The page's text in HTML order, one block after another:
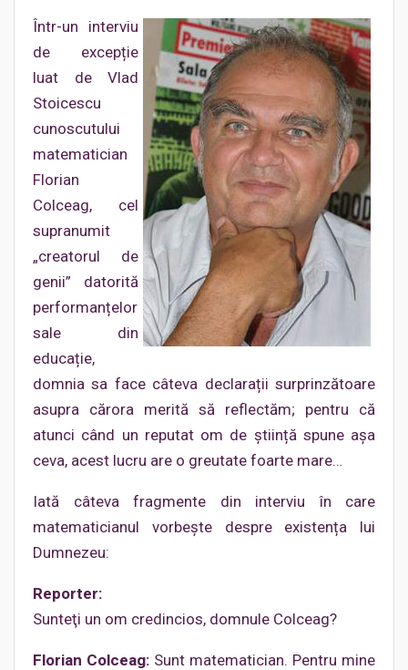
Într-un interviu
de excepție
luat de Vlad
Stoicescu
cunoscutului
matematician
Florian
Colceag, cel
supranumit
„creatorul de
genii” datorită
performanțelor
sale din
educație,
domnia sa face câteva declarații surprinzătoare
asupra cărora merită să reflectăm; pentru că
atunci când un reputat om de știință spune așa
ceva, acest lucru are o greutate foarte mare…
Iată câteva fragmente din interviu în care
matematicianul vorbește despre existența lui
Dumnezeu:
Reporter:
Sunteţi un om credincios, domnule Colceag?
Florian Colceag: Sunt matematician. Pentru mine